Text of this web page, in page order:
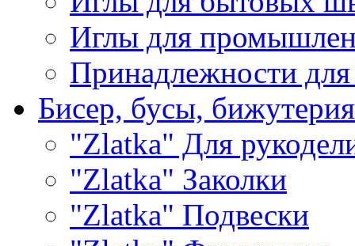
Иглы для
Принадлежности
Бисер, бусы, бижутерия
"Zlatka" Для
"Zlatka" Заколки
"Zlatka" Подвески